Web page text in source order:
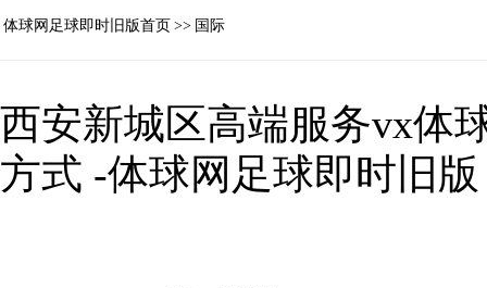
体球网足球即时旧版首页 >> 国际
西安新城区高端服务vx体
方式 -体球网足球即时旧版